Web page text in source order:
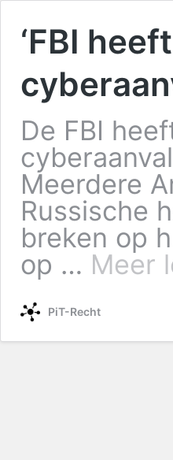
‘FBI
De FBI
Meerdere
Russische
breken op
op … Meer
PiT-Recht